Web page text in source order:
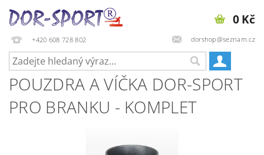
+420 608 728 802 dorshop@seznam.cz
0 Kč
POUZDRA A VÍČKA DOR-SPORT
PRO BRANKU - KOMPLET